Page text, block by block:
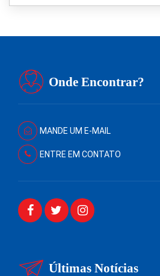
Onde Encontrar?
MANDE UM E-MAIL
ENTRE EM CONTATO
Últimas Notícias